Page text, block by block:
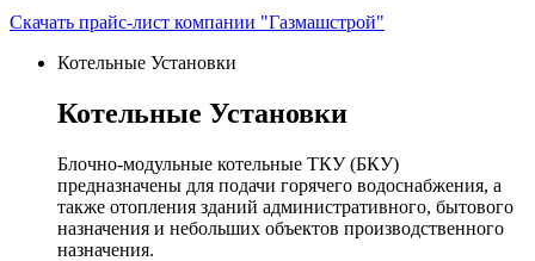
Скачать прайс-лист компании "Газмашстрой"
Котельные Установки
Котельные Установки
Блочно-модульные котельные ТКУ (БКУ)
предназначены для подачи горячего водоснабжения, а
также отопления зданий административного, бытового
назначения и небольших объектов производственного
назначения.